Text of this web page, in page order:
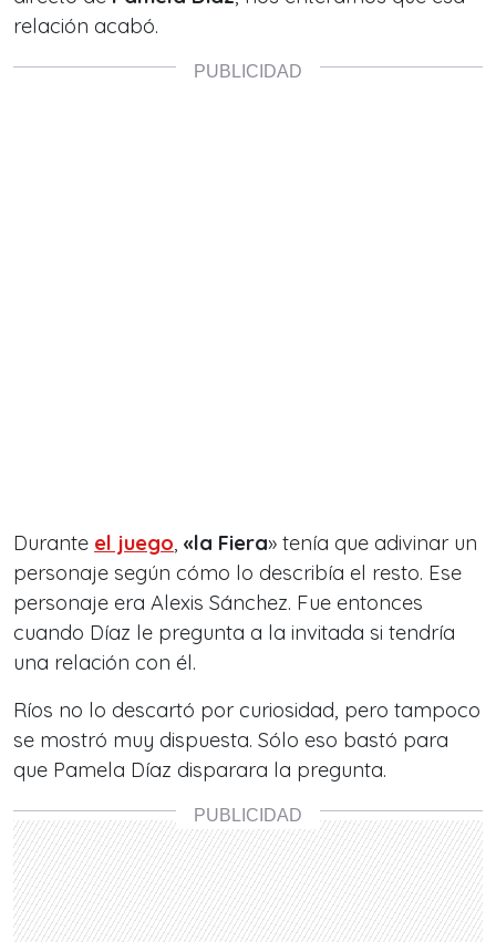
relación acabó.
Durante el juego, «la Fiera» tenía que adivinar un
personaje según cómo lo describía el resto. Ese
personaje era Alexis Sánchez. Fue entonces
cuando Díaz le pregunta a la invitada si tendría
una relación con él.
Ríos no lo descartó por curiosidad, pero tampoco
se mostró muy dispuesta. Sólo eso bastó para
que Pamela Díaz disparara la pregunta.